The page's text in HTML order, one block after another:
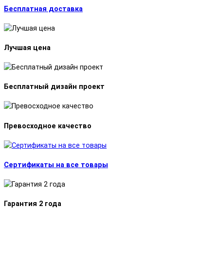
Бесплатная доставка
Лучшая цена
Бесплатный дизайн проект
Превосходное качество
Сертификаты на все товары
Гарантия 2 года